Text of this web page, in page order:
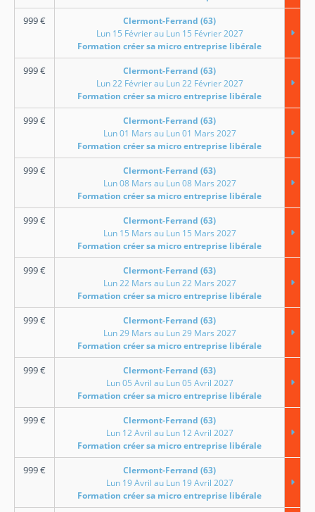
999€
Clermont-Ferrand (63)
Lun 15 Février au Lun 15 Février 2027
Formation créer sa micro entreprise libérale
999€
Clermont-Ferrand (63)
Lun 22 Février au Lun 22 Février 2027
Formation créer sa micro entreprise libérale
999€
Clermont-Ferrand (63)
Lun 01 Mars au Lun 01 Mars 2027
Formation créer sa micro entreprise libérale
999€
Clermont-Ferrand (63)
Lun 08 Mars au Lun 08 Mars 2027
Formation créer sa micro entreprise libérale
999€
Clermont-Ferrand (63)
Lun 15 Mars au Lun 15 Mars 2027
Formation créer sa micro entreprise libérale
999€
Clermont-Ferrand (63)
Lun 22 Mars au Lun 22 Mars 2027
Formation créer sa micro entreprise libérale
999€
Clermont-Ferrand (63)
Lun 29 Mars au Lun 29 Mars 2027
Formation créer sa micro entreprise libérale
999€
Clermont-Ferrand (63)
Lun 05 Avril au Lun 05 Avril 2027
Formation créer sa micro entreprise libérale
999€
Clermont-Ferrand (63)
Lun 12 Avril au Lun 12 Avril 2027
Formation créer sa micro entreprise libérale
999€
Clermont-Ferrand (63)
Lun 19 Avril au Lun 19 Avril 2027
Formation créer sa micro entreprise libérale